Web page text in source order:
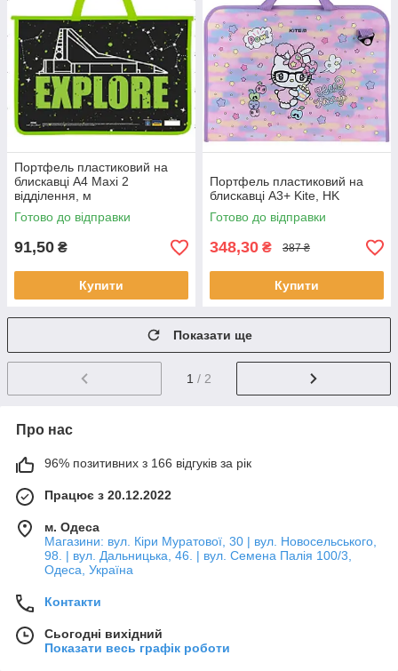
Портфель пластиковий на
блискавці А4 Maxi 2
відділення, м
Готово до відправки
91,50 ₴
Купити
Портфель пластиковий на
блискавці А3+ Kite, HK
Готово до відправки
348,30 ₴ 387 ₴
Купити
Показати ще
1 / 2
Про нас
96% позитивних з 166 відгуків за рік
Працює з 20.12.2022
м. Одеса
Магазини: вул. Кіри Муратової, 30 | вул. Новосельського,
98. | вул. Дальницька, 46. | вул. Семена Палія 100/3,
Одеса, Україна
Контакти
Сьогодні вихідний
Показати весь графік роботи